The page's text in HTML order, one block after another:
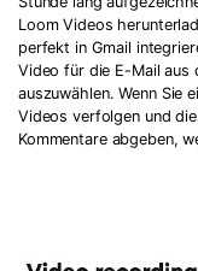
Loom Videos
perfekt in Gmail
Video für die E-Mail aus
auszuwählen. Wenn Sie
Videos verfolgen und
Kommentare abgeben,